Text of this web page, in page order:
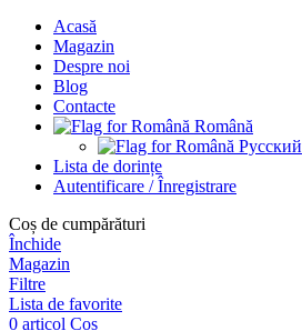
Acasă
Magazin
Despre noi
Blog
Contacte
Română
Русский
Lista de dorințe
Autentificare / Înregistrare
Coș de cumpărături
Închide
Magazin
Filtre
Lista de favorite
0 articol Coș